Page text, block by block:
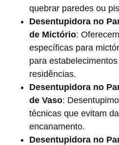
quebrar paredes ou
Desentupidora no
de Mictório:
específicas para
para
residências.
Desentupidora no
de Vaso:
técnicas que evitam
encanamento.
Desentupidora no